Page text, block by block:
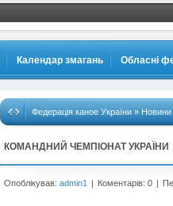
Календар змагань Обласні
Федерація каное України » Новини
КОМАНДНИЙ ЧЕМПІОНАТ УКРАЇНИ
Опоблікував: admin1 | Коментарів: 0 |